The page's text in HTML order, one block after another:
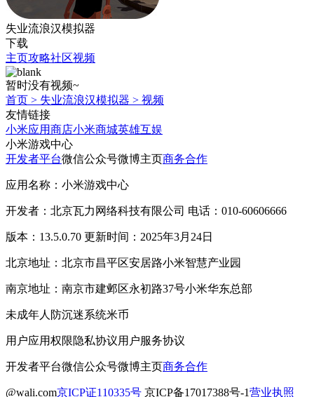
失业流浪汉模拟器
下载
主页攻略社区视频
暂时没有视频~
首页 > 失业流浪汉模拟器 > 视频
友情链接
小米应用商店小米商城英雄互娱
小米游戏中心
开发者平台微信公众号微博主页商务合作
应用名称：小米游戏中心
开发者：北京瓦力网络科技有限公司 电话：010-60606666
版本：13.5.0.70 更新时间：2025年3月24日
北京地址：北京市昌平区安居路小米智慧产业园
南京地址：南京市建邺区永初路37号小米华东总部
未成年人防沉迷系统米币
用户应用权限隐私协议用户服务协议
开发者平台微信公众号微博主页商务合作
@wali.com京ICP证110335号 京ICP备17017388号-1营业执照